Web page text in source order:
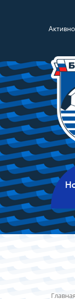
Главная